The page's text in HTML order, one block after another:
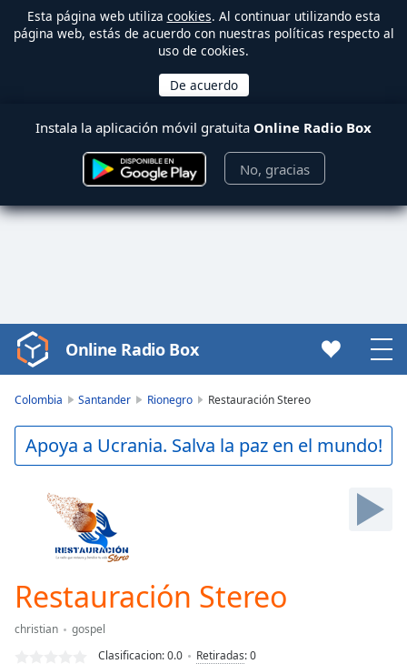
Esta página web utiliza cookies. Al continuar utilizando esta
página web, estás de acuerdo con nuestras políticas respecto al
uso de cookies.
Instala la aplicación móvil gratuita Online Radio Box
No, gracias
Video
Player
Play
Video
Backward
Current
Time0:00
-:-
Online Radio Box
Colombia Santander Rionegro Restauración Stereo
Apoya a Ucrania. Salva la paz en el mundo!
Restauración Stereo
christian
gospel
Clasificacion:0.0 Retiradas:0